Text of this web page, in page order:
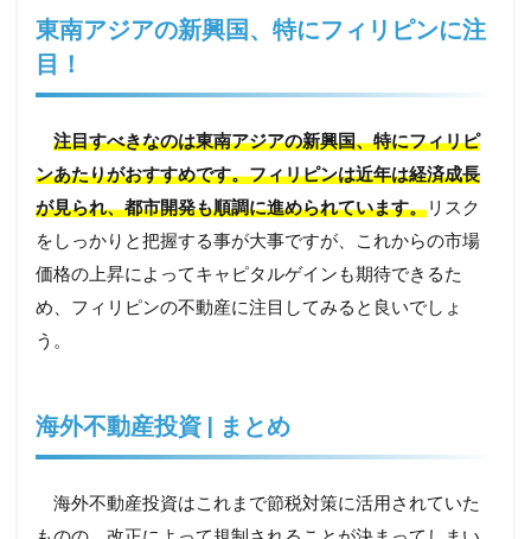
東南アジアの新興国、特にフィリピンに注
目！
注目すべきなのは東南アジアの新興国、特にフィリピ
ンあたりがおすすめです。フィリピンは近年は経済成長
が見られ、都市開発も順調に進められています。リスク
をしっかりと把握する事が大事ですが、これからの市場
価格の上昇によってキャピタルゲインも期待できるた
め、フィリピンの不動産に注目してみると良いでしょ
う。
海外不動産投資 | まとめ
海外不動産投資はこれまで節税対策に活用されていた